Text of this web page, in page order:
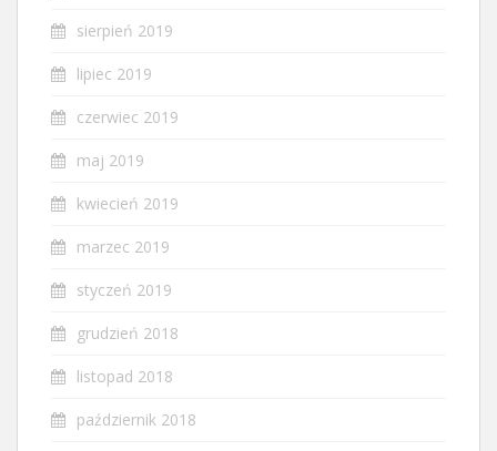
sierpień 2019
lipiec 2019
czerwiec 2019
maj 2019
kwiecień 2019
marzec 2019
styczeń 2019
grudzień 2018
listopad 2018
październik 2018